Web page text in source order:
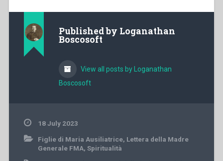
Published by Loganathan
Boscosoft
View all posts by Loganathan
Boscosoft
18 July 2023
Figlie di Maria Ausiliatrice, Lettera della Madre
Generale FMA, Spiritualità